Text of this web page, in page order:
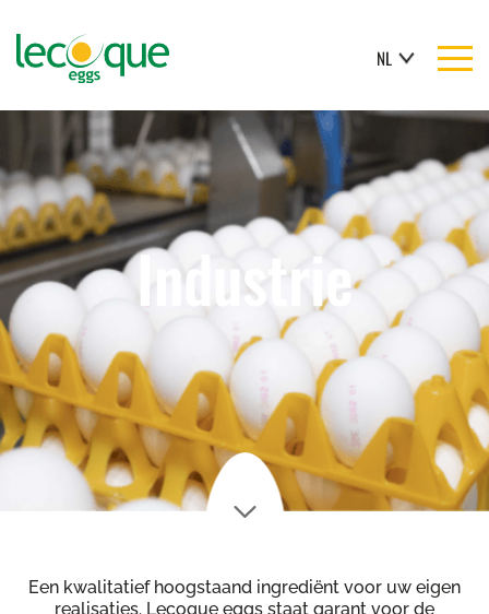
NL
Industrie
Een kwalitatief hoogstaand ingrediënt voor uw eigen
realisaties. Lecoque eggs staat garant voor de